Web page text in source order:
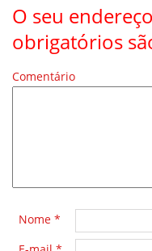
O seu
obrigatórios
Comentário
Nome *